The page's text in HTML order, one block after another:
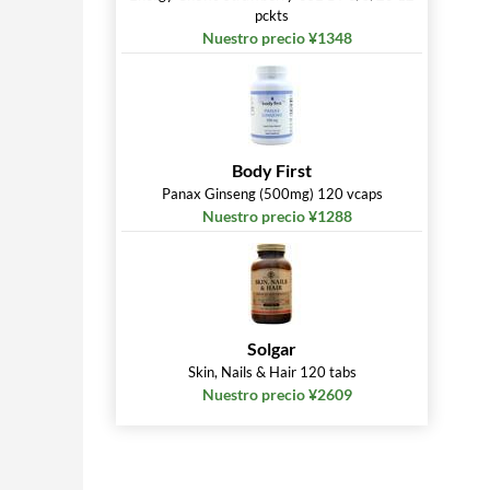
pckts
Nuestro precio ¥1348
Body First
Panax Ginseng (500mg) 120 vcaps
Nuestro precio ¥1288
Solgar
Skin, Nails & Hair 120 tabs
Nuestro precio ¥2609